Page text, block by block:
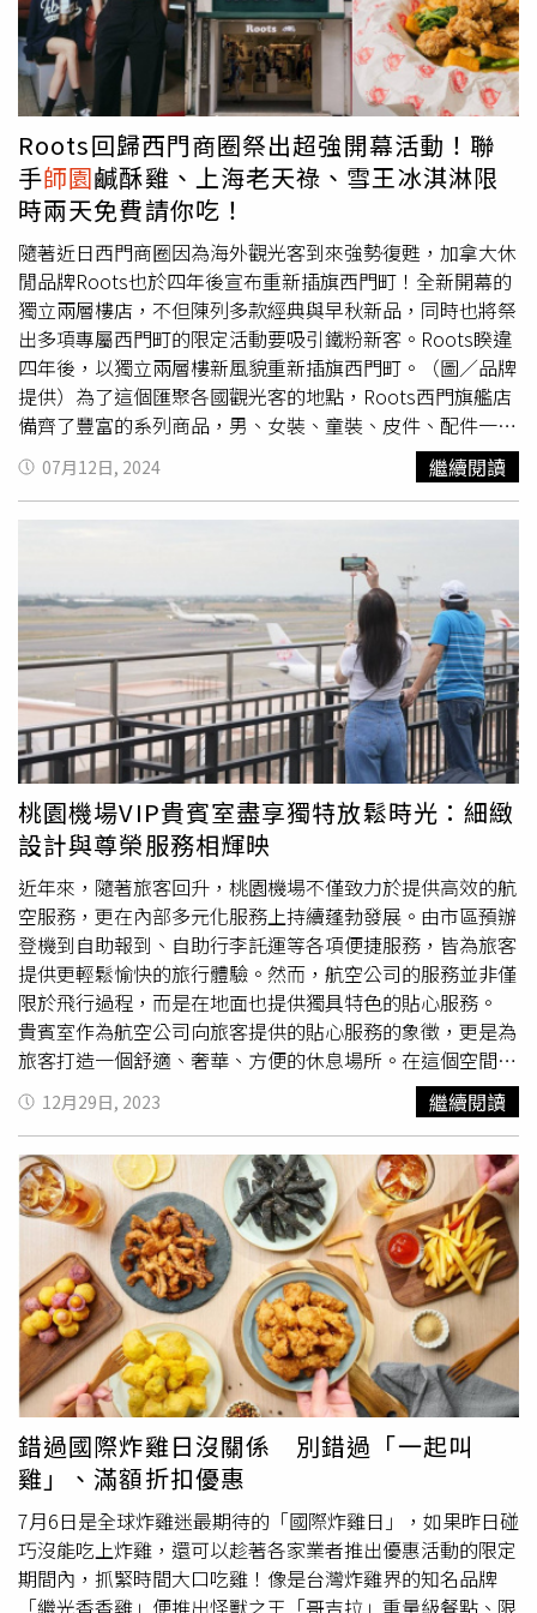
色與湯頭，信義店最引以為傲的便是獨家研發的「濃厚蒜味
雞白湯」鍋底，概念來自日本人氣雞白湯拉麵的湯色風味，
嚴選整隻新鮮雞隻經4小時熬煮，再將雞肉適度打散、使膠
質與油脂等充分入味，並融入品牌原味的柴魚雞骨湯底一起
調配。而雞白湯喝來雖濃但不膩口，主因是加入品牌自家特
製蒜油，蒜油以新鮮蒜頭經1小時冷油慢火提煉而成，濃縮
進蒜頭營養與風味。點選雞白湯還會隨鍋附上一份新鮮蛤
蜊，能使湯頭更添鮮美，以及一小壺濃厚蒜味雞白湯高湯，
讓大家隨涮煮狀態自由添加。信義店也推出限定的「濃厚蒜
味雞白湯套餐」，主菜提供「蒜香嫩煎紅玉雞」和「炙燒究
好松阪豬」兩種選擇，前者選用以有機紅玉紅茶餵養的台灣
在地紅玉雞雞腿肉，特別去除多餘油脂，再以蒜片爆香煎
製，外皮金黃酥脆、肉質軟嫩；後者則精選台灣頂級的究好
豬豬頸肉，經炙燒呈現肉質鮮美，並帶來 Q 彈口感。樂崎
火鍋信義店限定甜品「野生冬瓜檸檬愛玉」（左，39元）、
可自由天入地瓜圓的「台灣古早味燒仙草」。（49元，圖／
魏妤靜攝）想吃炸物的人可點「酥炸海鮮拼盤」（左圖上，
269元）、「師園蒜香鹽酥雞」（左圖下，169元），1/27
味炸蘿蔔糕」一份。（圖／魏妤靜攝）樂崎信義店與民生社
區店裝潢相似、都以日系喫茶店為靈感，並搭配銀行燈與復
古字體燈牌，還有呼應沉穩調性的木質餐桌。（圖／樂崎火
鍋提供）除了獨家湯底，信義店也精心打造兩款承襲在地風
味、同樣當店限定的特色甜點，其中包括台灣人冬季必吃的
「台灣古早味燒仙草」，以溫潤醇厚的仙草搭配彈牙地瓜
圓，重現台灣傳統甜品的懷舊滋味；另款「野生冬瓜檸檬愛
玉」則是向象山步道知名的愛玉專門店致敬，以店家自製的
手工愛玉為基底，搭配台灣野生檸檬的清新酸甜，再融入細
膩回甘的冬瓜茶香、點綴新鮮檸檬片，是享用完火鍋後的清
爽選擇。此外，信義店除了同樣提供白飯、紅豆湯無限享
用，並與在地美食名店合作，帶來像是師大人學生時代必吃
的排隊名店「師園蒜香鹽酥雞」，乾香酥脆還充滿蒜味；另
外還有集結白帶魚捲、酥炸爐魚下巴、鬼頭刀魚米花等的
「酥炸海鮮拼盤」。喜歡膠質黏口的人，還可副餐加價15元
升級「黑金古早味滷肉飯」，拌入充滿肥肉的甘甜油脂更是
過癮。主打台式鍋物的全新品牌「旺鍋」單人火鍋套餐368
元起，還有5大推薦鍋底。（圖／旺鍋提供）「豬油拌飯
+蛋」（左）單點48元、附餐升級價30元，套餐加價198元
可享包含大干貝、草蝦、蛤蜊與鯛魚的「特選海鮮盤」。
（圖／旺鍋提供）另外旗下有連鎖義式餐廳「默爾
pasta&pizza」、「FORE Restaurant 柴燒牛排」、美式漢
堡「MOUMOU Burger」等品牌的馡曄國際集團，近期也於
誠品板橋B1全新開幕新潮台味火鍋品牌「旺鍋」，而且每
天皆營業至凌晨2點，讓大家宵夜場又多一新去處。為慶祝
新品牌開幕，即日起加入品牌會員即贈「牛腹肉／豬梅花2
選1」，google評論再送麻辣鴨血乙份。品牌也為想嘗鮮的
人推薦店內5大必吃鍋，包括以鮮嫩雞骨與新鮮蔬果經16 小
時以上熬煮的「燒酒烏骨雞鍋」，再加入料理米酒，溫潤湯
頭中透出濃郁酒香，並搭配在地彈嫩的烏骨雞；另外還有微
辣又甘醇的「剝皮辣椒烏骨雞鍋」；及精選麻椒、紅辣椒與
多種香料熬煮的「椒香川味麻辣鍋」，風味辣而不燥；還有
變化自經典酒家菜的「魷魚螺肉蒜鍋」，鮮香四溢；最後則
是散發自然甘甜與滑順口感的「南瓜起司牛奶鍋」。附餐還
可加價30元升級「豬油拌飯+蛋」，讓半熟蛋液滑進米飯
中，與醬香融合更添食欲。
Roots回歸西門商圈祭出超強開幕活動！聯
手師園鹹酥雞、上海老天祿、雪王冰淇淋限
時兩天免費請你吃！
隨著近日西門商圈因為海外觀光客到來強勢復甦，加拿大休
閒品牌Roots也於四年後宣布重新插旗西門町！全新開幕的
獨立兩層樓店，不但陳列多款經典與早秋新品，同時也將祭
出多項專屬西門町的限定活動要吸引鐵粉新客。Roots睽違
四年後，以獨立兩層樓新風貌重新插旗西門町。（圖／品牌
提供）為了這個匯聚各國觀光客的地點，Roots西門旗艦店
備齊了豐富的系列商品，男、女裝、童裝、皮件、配件一應
俱全之外，就連早秋新品也在西門旗艦店內完整展出，保證
你一定能在Roots輕鬆找到符合自己風格的流行款式。
Roots西門旗艦店推出多款結合Roots海狸LOGO元素搭配
Roots每年固定推出且深受消費者歡迎的台灣限定「Taiwan
Day系列」也於開幕期間上市囉！（圖／品牌提供）為慶祝
西門旗艦店盛大開幕所舉辦的西門町三大限定活動，包含新
朋友見面禮、VIP回娘家禮及鐵粉滿額贈，
7/13(六)-7/14(日)連續兩天每日前250名凡加入Roots LINE
官方帳號@rootstaiwan及APP行動會員，即可獲得新朋友見
面禮-西門町老字號美食「師園鹹酥雞」、「雪王冰淇淋」
100元兌換券各乙張，還可以用990元優惠價購入Roots短袖
T-SHIRT乙件；而Roots VIP只要在7/11(四)-7/14(日)出示活
動憑證，同樣可獲得與新朋友見面禮一樣的贈禮；另外
7/10(三)-7/14(日)則同步推出鐵粉滿額贈活動，除春夏商品
6折起、新品享8折優惠，單筆不限金額即贈Roots識別證帶
及環保購物袋各乙份，單筆消費滿5,000元還可再加碼贈送
西門町知名美食「上海老天祿」特製禮盒兌換券乙張喔。
Roots聯手西門美食「師園鹹酥雞」、「上海老天祿」、
「雪王冰淇淋」，7月13日-7月14日限時2天，每日前250名
加會員免費請你吃。（圖／品牌提供）
07月12日, 2024 繼續閱讀
桃園機場VIP貴賓室盡享獨特放鬆時光：細緻
設計與尊榮服務相輝映
近年來，隨著旅客回升，桃園機場不僅致力於提供高效的航
空服務，更在內部多元化服務上持續蓬勃發展。由市區預辦
登機到自助報到、自助行李託運等各項便捷服務，皆為旅客
提供更輕鬆愉快的旅行體驗。然而，航空公司的服務並非僅
限於飛行過程，而是在地面也提供獨具特色的貼心服務。
貴賓室作為航空公司向旅客提供的貼心服務的象徵，更是為
旅客打造一個舒適、奢華、方便的休息場所。在這個空間
中，旅客可以感受到航空公司對每位旅客的關愛與照顧，提
前享受一段放鬆的時光，為整個旅程注入一絲奢華感。讓我
們一同探索機場貴賓室中舒適環境背後的設計元素，瞭解這
獨一無二的地面體驗如何得以實現。國泰航空貴賓室溫暖色
調的天然建材，由知名設計師Ilse Crawford所領導的倫敦工
作室Studioilse設計，旅客能有在家的舒適感（圖／影音
組）。國泰航空貴賓室：精緻舒適的度假風格進入國泰航空
貴賓室，溫暖色調的天然建材營造出家的感覺，讓旅客能夠
在舒適的環境中度過寶貴的休息時間。貴賓室的設計風格由
知名設計師Ilse Crawford所領導的倫敦工作室Studioilse設
計，其獨特的風格與香港國際機場、倫敦希斯洛機場、上海
浦東機場、溫哥華機場和曼谷蘇凡納布米機場的貴賓室呈現
一致。國泰航空貴賓室的Solo Chair，每張座椅附有茶几、
閱讀燈和衣帽掛鉤，為乘客營造了一個獨立且舒適的空間
（圖／影音組）。硬體設施中，最引人注目的是Solo
Chair，寬敞的座椅兩旁設有高椅背，每張座椅還附有茶
几、閱讀燈和衣帽掛鉤，為乘客營造了一個獨立且舒適的工
作或休息空間。在閱覽間，旅客可以使用iMacs和印表機，
並享有免費無線上網服務。不僅如此，貴賓室各區域都極具
12月29日, 2023 繼續閱讀
錯過國際炸雞日沒關係 別錯過「一起叫
雞」、滿額折扣優惠
7月6日是全球炸雞迷最期待的「國際炸雞日」，如果昨日碰
巧沒能吃上炸雞，還可以趁著各家業者推出優惠活動的限定
期間內，抓緊時間大口吃雞！像是台灣炸雞界的知名品牌